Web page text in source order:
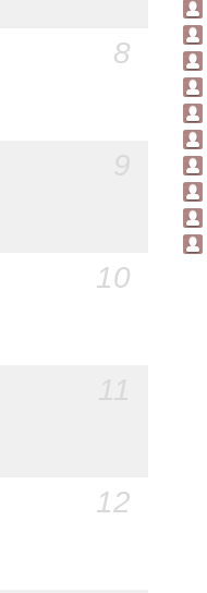
8
10
12